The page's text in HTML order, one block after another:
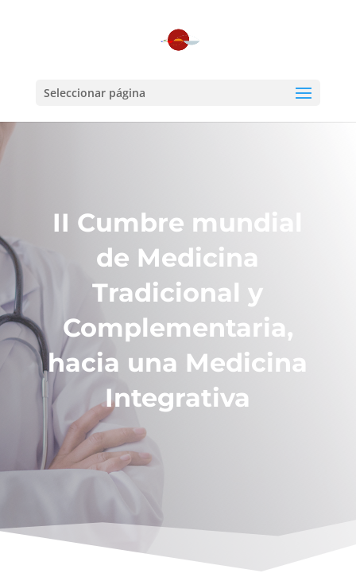
Seleccionar página
II Cumbre mundial
de Medicina
Tradicional y
Complementaria,
hacia una Medicina
Integrativa